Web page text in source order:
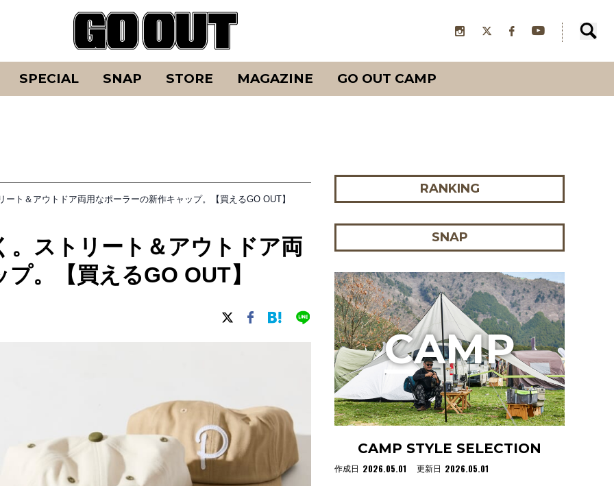
SPECIAL SNAP STORE MAGAZINE GO OUT CAMP
ト＆アウトドア両用なポーラーの新作キャップ。【買えるGO OUT】
。ストリート＆アウトドア両
。【買えるGO OUT】
RANKING
SNAP
CAMP STYLE SELECTION
作成日 2026.05.01 更新日 2026.05.01
CAMP